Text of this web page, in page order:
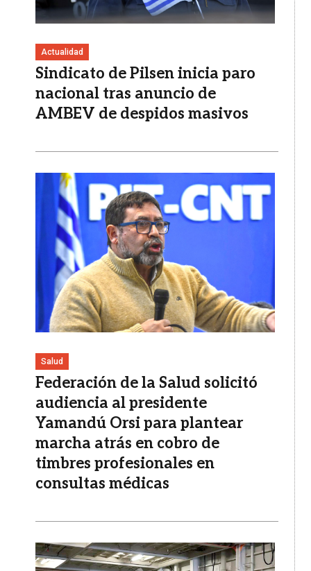
Actualidad
Sindicato de Pilsen inicia paro
nacional tras anuncio de
AMBEV de despidos masivos
Imagen
Salud
Federación de la Salud solicitó
audiencia al presidente
Yamandú Orsi para plantear
marcha atrás en cobro de
timbres profesionales en
consultas médicas
Imagen